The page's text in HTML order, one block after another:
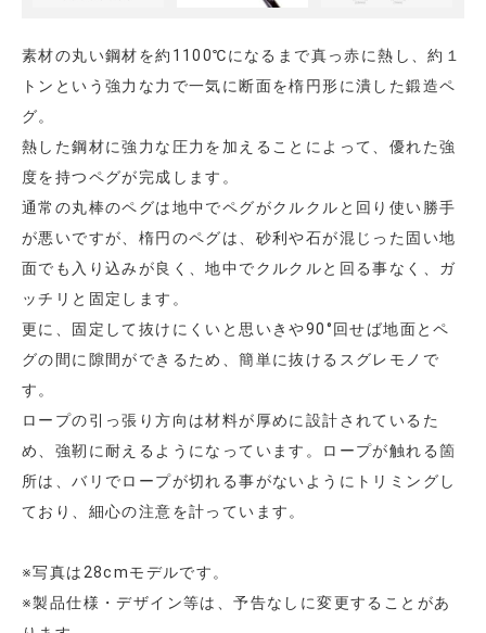
素材の丸い鋼材を約1100℃になるまで真っ赤に熱し、約１
トンという強力な力で一気に断面を楕円形に潰した鍛造ペ
グ。
熱した鋼材に強力な圧力を加えることによって、優れた強
度を持つペグが完成します。
通常の丸棒のペグは地中でペグがクルクルと回り使い勝手
が悪いですが、楕円のペグは、砂利や石が混じった固い地
面でも入り込みが良く、地中でクルクルと回る事なく、ガ
ッチリと固定します。
更に、固定して抜けにくいと思いきや90°回せば地面とペ
グの間に隙間ができるため、簡単に抜けるスグレモノで
す。
ロープの引っ張り方向は材料が厚めに設計されているた
め、強靭に耐えるようになっています。ロープが触れる箇
所は、バリでロープが切れる事がないようにトリミングし
ており、細心の注意を計っています。
※写真は28cmモデルです。
※製品仕様・デザイン等は、予告なしに変更することがあ